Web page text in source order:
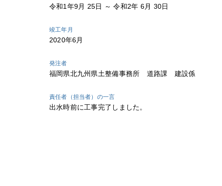
令和1年9月 25日 ～ 令和2年 6月 30日
竣工年月
2020年6月
発注者
福岡県北九州県土整備事務所 道路課 建設係
責任者（担当者）の一言
出水時前に工事完了しました。